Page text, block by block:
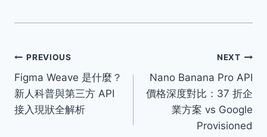
文
章
導
PREVIOUS
Figma Weave 是什麼？
新人科普與第三方 API
接入現狀全解析
NEXT
Nano Banana Pro API
價格深度對比：37 折企
業方案 vs Google
Provisioned